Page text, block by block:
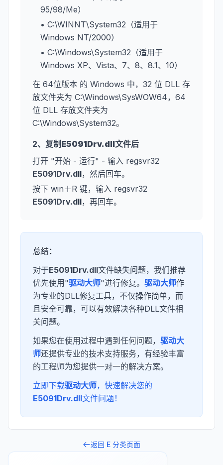
95/98/Me）
• C:\WINNT\System32（适用于
Windows NT/2000）
• C:\Windows\System32（适用于
Windows XP、Vista、7、8、8.1、10）
在 64位版本 的 Windows 中，32 位 DLL 存
放文件夹为 C:\Windows\SysWOW64，64
位 DLL 存放文件夹为
C:\Windows\System32。
2、复制 E5091Drv.dll文件后
打开 "开始 - 运行" - 输入 regsvr32
E5091Drv.dll，然后回车。
按下 win＋R 键，输入 regsvr32
E5091Drv.dll，再回车。
总结：
对于E5091Drv.dll文件缺失问题，我们推荐
优先使用"驱动大师"进行修复。 驱动大师作
为专业的DLL修复工具，不仅操作简单，而
且安全可靠，可以有效解决各种DLL文件相
关问题。
如果您在使用过程中遇到任何问题， 驱动大
师还提供专业的技术支持服务，有经验丰富
的工程师为您提供一对一的解决方案。
立即下载驱动大师，快速解决您的
E5091Drv.dll文件问题！
返回 E 分类页面